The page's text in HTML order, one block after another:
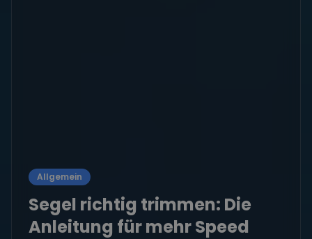
Allgemein
Segel richtig trimmen: Die
Anleitung für mehr Speed